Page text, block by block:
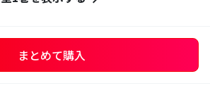
まとめて購入